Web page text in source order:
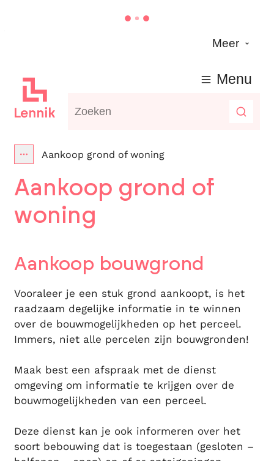
Meer
Lennik
Waarmee kunnen we jou helpen?
Menu
Toon alle broodkruimel items
Aankoop grond of woning
Aankoop grond of
woning
Aankoop bouwgrond
Vooraleer je een stuk grond aankoopt, is het
raadzaam degelijke informatie in te winnen
over de bouwmogelijkheden op het perceel.
Immers, niet alle percelen zijn bouwgronden!
Maak best een afspraak met de dienst
omgeving om informatie te krijgen over de
bouwmogelijkheden van een perceel.
Deze dienst kan je ook informeren over het
soort bebouwing dat is toegestaan (gesloten –